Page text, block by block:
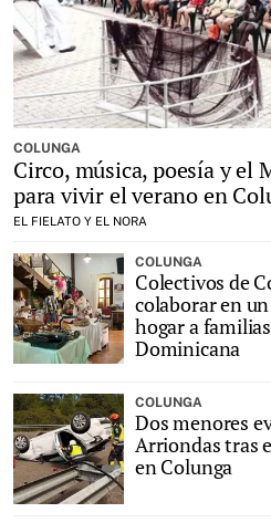
COLUNGA
Circo, música, poesía y el
para vivir el verano en
EL FIELATO Y EL NORA
COLUNGA
Colectivos de
colaborar en
hogar a
Dominicana
COLUNGA
Dos menores
Arriondas tras
en Colunga